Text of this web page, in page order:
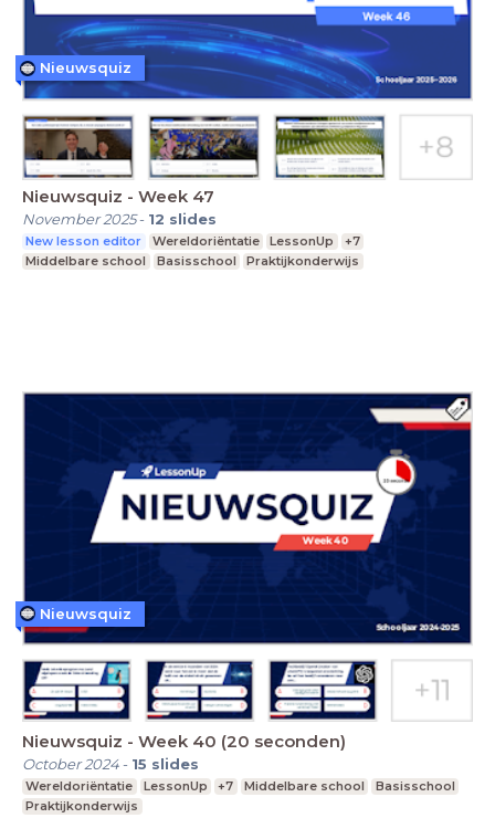
Nieuwsquiz - Week 47
November 2025- 12 slides
New lesson editor Wereldoriëntatie LessonUp
+7
Middelbare school
Basisschool Praktijkonderwijs
Nieuwsquiz
Nieuwsquiz - Week 40 (20 seconden)
October 2024- 15 slides
Wereldoriëntatie LessonUp +7 Middelbare school
Basisschool
Praktijkonderwijs
Nieuwsquiz